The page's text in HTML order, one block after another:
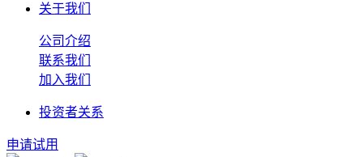
关于我们
公司介绍
联系我们
加入我们
投资者关系
申请试用